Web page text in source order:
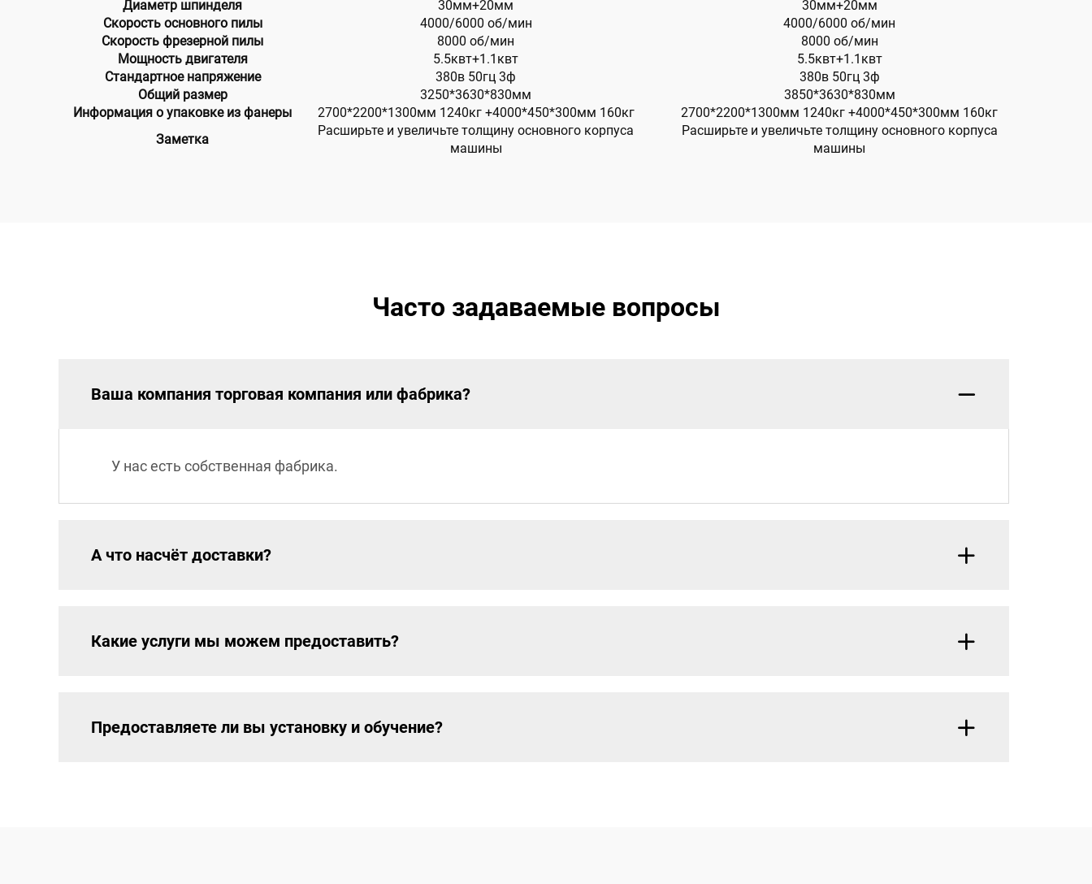
Диаметр шпинделя
30мм+20мм
30мм+20мм
Скорость основного пилы
4000/6000 об/мин
4000/6000 об/мин
Скорость фрезерной пилы
8000 об/мин
8000 об/мин
Мощность двигателя
5.5квт+1.1квт
5.5квт+1.1квт
Стандартное напряжение
380в 50гц 3ф
380в 50гц 3ф
Общий размер
3250*3630*830мм
3850*3630*830мм
Информация о упаковке из фанеры
2700*2200*1300мм 1240кг +4000*450*300мм 160кг
2700*2200*1300мм 1240кг +4000*450*300мм 160кг
Заметка
Расширьте и увеличьте толщину основного корпуса
машины
Расширьте и увеличьте толщину основного корпуса
машины
Часто задаваемые вопросы
Ваша компания торговая компания или фабрика?
У нас есть собственная фабрика.
А что насчёт доставки?
Какие услуги мы можем предоставить?
Предоставляете ли вы установку и обучение?